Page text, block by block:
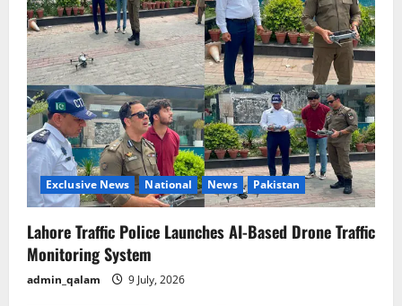
Exclusive News National News Pakistan
Lahore Traffic Police Launches AI-Based Drone Traffic
Monitoring System
admin_qalam 9 July, 2026